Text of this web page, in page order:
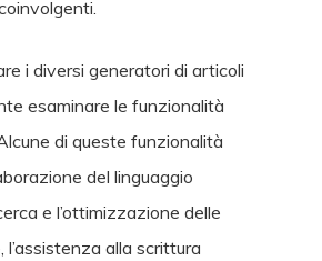
i diversi generatori di articoli
esaminare le funzionalità
di queste funzionalità
del linguaggio
e l’ottimizzazione delle
l’assistenza alla scrittura